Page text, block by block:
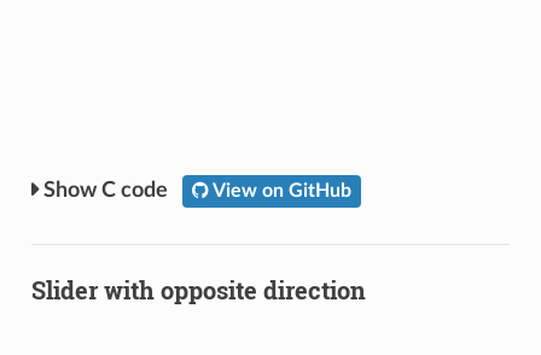
C code View on GitHub
Slider with opposite direction